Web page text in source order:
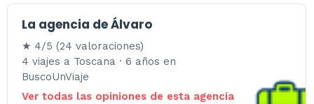
La agencia de Álvaro
★ 4/5 (24 valoraciones)
4 viajes a Toscana · 6 años en
BuscoUnViaje
Ver todas las opiniones de esta agencia